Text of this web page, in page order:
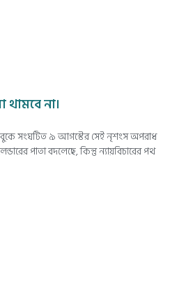
থামবে না।
বুকে সংঘটিত ৯ আগস্টের সেই নৃশংস অপরাধ
পাতা বদলেছে, কিন্তু ন্যায়বিচারের পথ